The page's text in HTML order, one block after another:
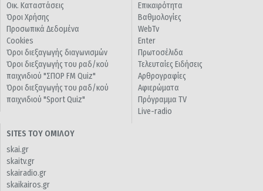
Οικ. Καταστάσεις
Όροι Χρήσης
Προσωπικά Δεδομένα
Cookies
Όροι διεξαγωγής διαγωνισμών
Όροι διεξαγωγής του ραδ/κού
παιχνιδιού "ΣΠΟΡ FM Quiz"
Όροι διεξαγωγής του ραδ/κού
παιχνιδιού "Sport Quiz"
Επικαιρότητα
Βαθμολογίες
WebTv
Enter
Πρωτοσέλιδα
Τελευταίες Ειδήσεις
Αρθρογραφίες
Αφιερώματα
Πρόγραμμα TV
Live-radio
SITES ΤΟΥ ΟΜΙΛΟΥ
skai.gr
skaitv.gr
skairadio.gr
skaikairos.gr